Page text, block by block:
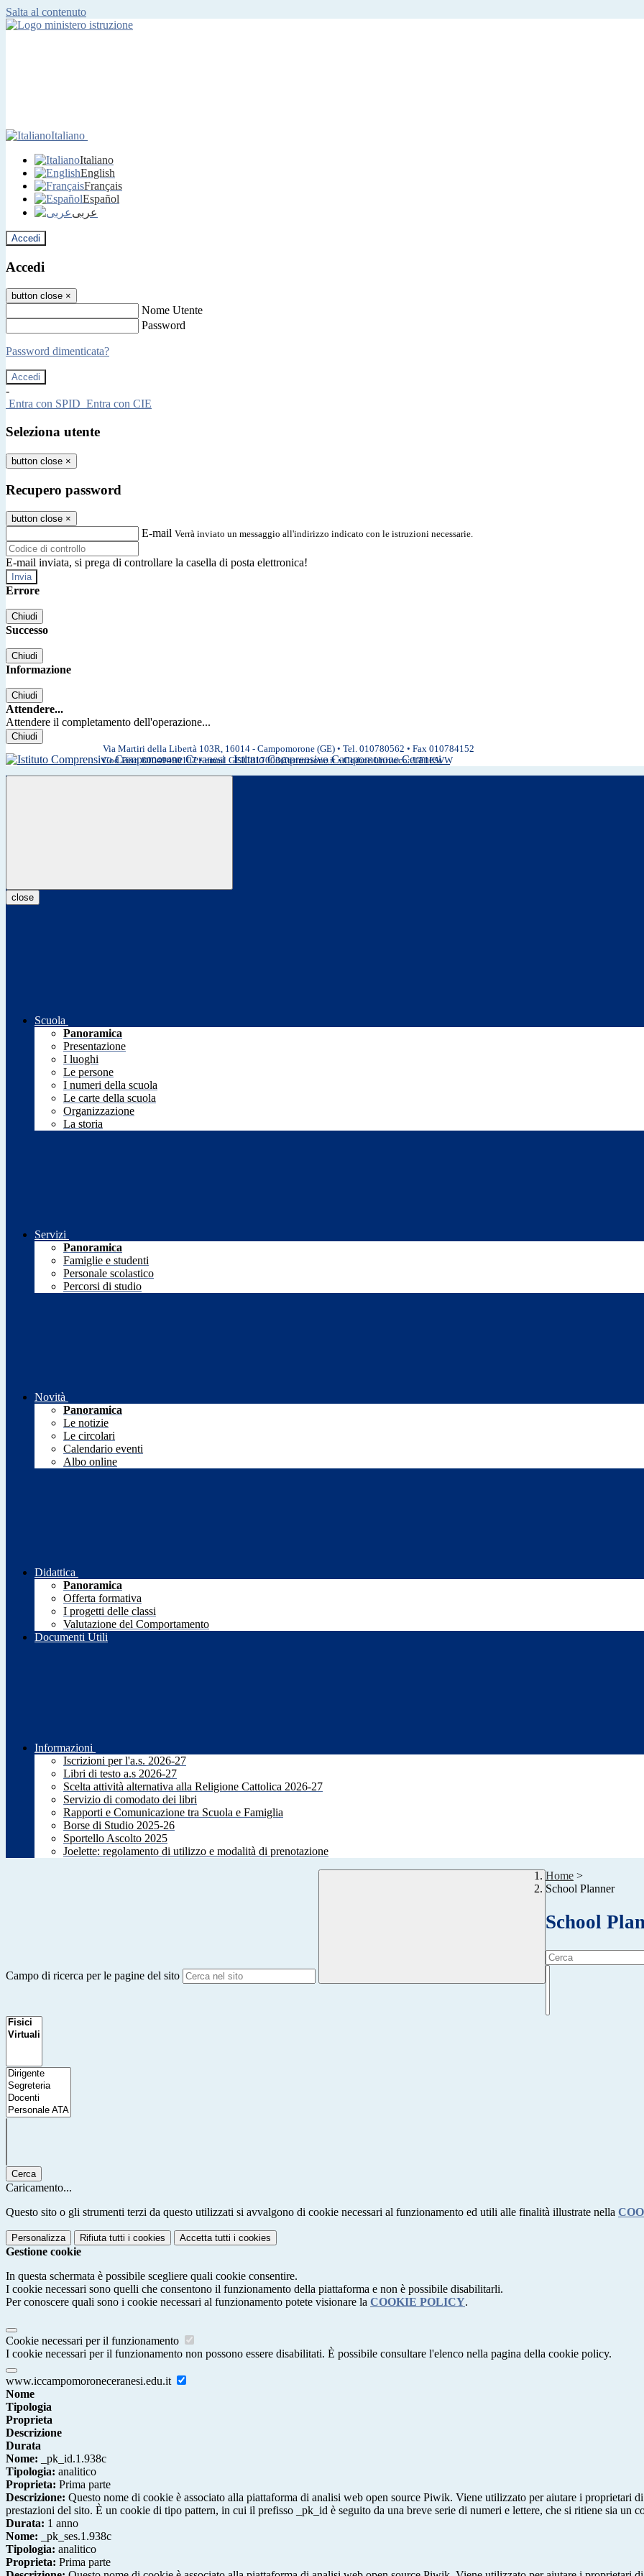
Salta al contenuto
Italiano
Italiano
English
Français
Español
عربى
Accedi
Accedi
button close ×
Nome Utente
Password
Password dimenticata?
-
Entra con SPID Entra con CIE
Seleziona utente
button close ×
Recupero password
button close ×
E-mail Verrà inviato un messaggio all'indirizzo indicato con le istruzioni necessarie.
E-mail inviata, si prega di controllare la casella di posta elettronica!
Errore
Chiudi
Successo
Chiudi
Informazione
Chiudi
Attendere...
Attendere il completamento dell'operazione...
Chiudi
Istituto Comprensivo Campomorone Ceranesi
Via Martiri della Libertà 103R, 16014 - Campomorone (GE) • Tel. 010780562 • Fax 010784152
Cod.Fisc. 80049490107 • email GEIC817003@istruzione.it • Codice Univoco: UF1KWW
close
Scuola
Panoramica
Presentazione
I luoghi
Le persone
I numeri della scuola
Le carte della scuola
Organizzazione
La storia
Servizi
Panoramica
Famiglie e studenti
Personale scolastico
Percorsi di studio
Novità
Panoramica
Le notizie
Le circolari
Calendario eventi
Albo online
Didattica
Panoramica
Offerta formativa
I progetti delle classi
Valutazione del Comportamento
Documenti Utili
Informazioni
Iscrizioni per l'a.s. 2026-27
Libri di testo a.s 2026-27
Scelta attività alternativa alla Religione Cattolica 2026-27
Servizio di comodato dei libri
Rapporti e Comunicazione tra Scuola e Famiglia
Borse di Studio 2025-26
Sportello Ascolto 2025
Joelette: regolamento di utilizzo e modalità di prenotazione
Campo di ricerca per le pagine del sito
Home >
School Planner
School
Cerca
Caricamento...
Questo sito o gli strumenti terzi da questo utilizzati si avvalgono di cookie necessari al funzionamento ed utili alle finalità illustrate nella
Personalizza Rifiuta tutti i cookies Accetta tutti i cookies
Gestione cookie
In questa schermata è possibile scegliere quali cookie consentire.
I cookie necessari sono quelli che consentono il funzionamento della piattaforma e non è possibile disabilitarli.
Per conoscere quali sono i cookie necessari al funzionamento potete visionare la COOKIE POLICY.
Cookie necessari per il funzionamento
I cookie necessari per il funzionamento non possono essere disabilitati. È possibile consultare l'elenco nella pagina della cookie policy.
www.iccampomoroneceranesi.edu.it
Nome
Tipologia
Proprieta
Descrizione
Durata
Nome: _pk_id.1.938c
Tipologia: analitico
Proprieta: Prima parte
Descrizione: Questo nome di cookie è associato alla piattaforma di analisi web open source Piwik. Viene utilizzato per aiutare i proprietari
prestazioni del sito. È un cookie di tipo pattern, in cui il prefisso _pk_id è seguito da una breve serie di numeri e lettere, che si ritiene sia un
Durata: 1 anno
Nome: _pk_ses.1.938c
Tipologia: analitico
Proprieta: Prima parte